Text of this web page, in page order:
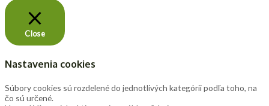
Close
Nastavenia cookies
Súbory cookies sú rozdelené do jednotlivých kategórii podľa toho, na
čo sú určené.